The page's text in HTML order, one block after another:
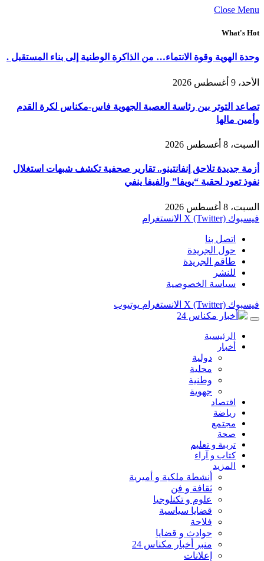
Close Menu
What's Hot
وحدة الهوية وقوة الانتماء… من الذاكرة الوطنية إلى بناء المستقبل .
الأحد، 9 أغسطس 2026
تصاعد التوتر بين رئاسة العصبة الجهوية فاس-مكناس لكرة القدم
وأمين مالها
السبت، 8 أغسطس 2026
أزمة جديدة تلاحق إنفانتينو.. تقارير صحفية تكشف شبهات استغلال
نفوذ تعود لحقبة “يويفا” والفيفا ينفي
السبت، 8 أغسطس 2026
فيسبوك X (Twitter) الانستغرام
اتصل بنا
حول الجريدة
طاقم الجريدة
للنشر
سياسة الخصوصية
فيسبوك X (Twitter) الانستغرام يوتيوب
الرئيسية
أخبار
دولية
محلية
وطنية
جهوية
اقتصاد
رياضة
مجتمع
صحة
تربية و تعليم
كتاب و آراء
المزيد
أنشطة ملكية و أميرية
ثقافة و فن
علوم و تكنلوجيا
قضايا سياسية
فلاحة
حوادث و قضايا
منبر أخبار مكناس 24
إعلانات